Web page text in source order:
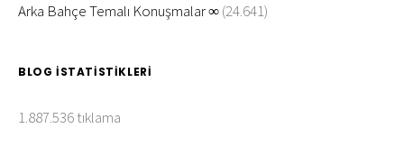
Arka Bahçe Temalı Konuşmalar ∞(24.641)
BLOG İSTATISTIKLERI
1.887.536 tıklama